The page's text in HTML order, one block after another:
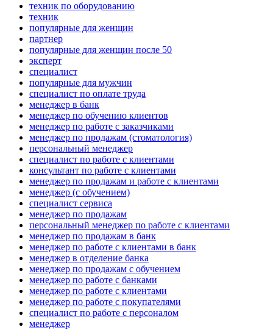
техник по оборудованию
техник
популярные для женщин
партнер
популярные для женщин после 50
эксперт
специалист
популярные для мужчин
специалист по оплате труда
менеджер в банк
менеджер по обучению клиентов
менеджер по работе с заказчиками
менеджер по продажам (стоматология)
персональный менеджер
специалист по работе с клиентами
консультант по работе с клиентами
менеджер по продажам и работе с клиентами
менеджер (с обучением)
специалист сервиса
менеджер по продажам
персональный менеджер по работе с клиентами
менеджер по продажам в банк
менеджер по работе с клиентами в банк
менеджер в отделение банка
менеджер по продажам с обучением
менеджер по работе с банками
менеджер по работе с клиентами
менеджер по работе с покупателями
специалист по работе с персоналом
менеджер